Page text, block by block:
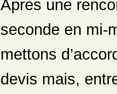
Après une
seconde en mi-
mettons
devis mais,